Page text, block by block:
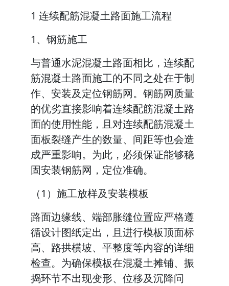
1 连续配筋混凝土路面施工流程
1、钢筋施工
与普通水泥混凝土路面相比，连续配
筋混凝土路面施工的不同之处在于制
作、安装及定位钢筋网。钢筋网质量
的优劣直接影响着连续配筋混凝土路
面的使用性能，且对连续配筋混凝土
面板裂缝产生的数量、间距等也会造
成严重影响。为此，必须保证能够稳
固安装钢筋网，定位准确。
（1）施工放样及安装模板
路面边缘线、端部胀缝位置应严格遵
循设计图纸定出，且进行模板顶面标
高、路拱横坡、平整度等内容的详细
检查。为确保模板在混凝土摊铺、振
捣环节不出现变形、位移及沉降问